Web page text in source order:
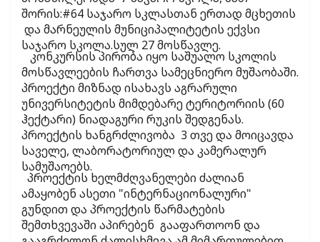
შორის:#64 საჯარო სკლასთან ერთად მცხეთის
და მარნეულის მუნიციპალიტეტის ექვსი
საჯარო სკოლა.სულ 27 მოსწავლე.
კონკურსის პირობა იყო საშუალო სკოლის
მოსწავლეების ჩართვა სამეცნიერო მუშაობაში.
პროექტი მიზნად ისახავს აგრარული
უნივერსიტეტის მიმდებარე ტერიტორიის (60
ჰექტარი) ნიადაგური რუკის შედგენას.
პროექტის ხანგრძლივობა 3 თვე და მოიცავდა
საველე, ლაბორატორიულ და კამერალურ
სამუშაოებს.
პროექტის ხელმძღვანელები ძალიან
ამაყობენ ასეთი "ინტერნაციონალური"
გუნდით და პროექტის წარმატების
შემთხვევაში აპირებენ გააფართოონ და